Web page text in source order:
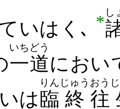
いはく､ *
し
一道
いちどう
におい
は臨
りん
終
じゅう
往
おう